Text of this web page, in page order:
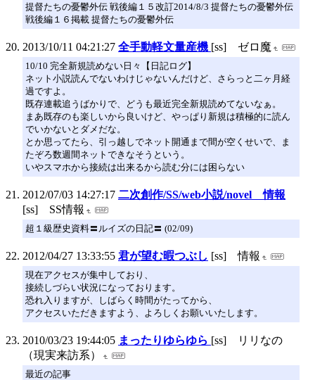
提督たちの憂鬱外伝 戦後編１５改訂2014/8/3 提督たちの憂鬱外伝
戦後編１６掲載 提督たちの憂鬱外伝
2013/10/11 04:21:27 全手動軽文量産機 [ss] ゼロ魔
10/10 完全新規読めない日々【日記ログ】
ネット小説読んでないわけじゃないんだけど、さらっと二ヶ月経
過ですよ。
既存連載追うばかりで、どうも最近完全新規読めてないなぁ。
まあ既存のも楽しいから良いけど、やっぱり新規は積極的に読ん
でいかないとダメだな。
とか思ってたら、引っ越しでネット開通まで間が空くせいで、ま
たぞろ数週間ネットできなそうという。
いやスマホから接続は出来るから読む分には困らない
2012/07/03 14:27:17 二次創作/SS/web小説/novel 情報
[ss] SS情報
超１級歴史資料〓ルイズの日記〓 (02/09)
2012/04/27 13:33:55 君が望む暇つぶし [ss] 情報
現在アクセスが集中しており、
接続しづらい状況になっております。
恐れ入りますが、しばらく時間がたってから、
アクセスいただきますよう、よろしくお願いいたします。
2010/03/23 19:44:05 まったりゆらゆら [ss] リリなの
（現実来訪系）
最近の記事